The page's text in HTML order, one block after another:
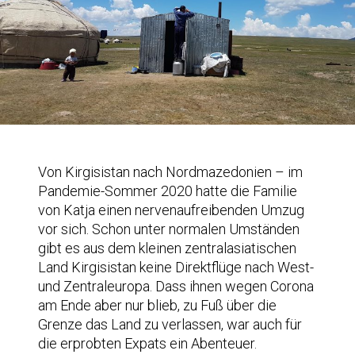
Von Kirgisistan nach Nordmazedonien – im
Pandemie-Sommer 2020 hatte die Familie
von Katja einen nervenaufreibenden Umzug
vor sich. Schon unter normalen Umständen
gibt es aus dem kleinen zentralasiatischen
Land Kirgisistan keine Direktflüge nach West-
und Zentraleuropa. Dass ihnen wegen Corona
am Ende aber nur blieb, zu Fuß über die
Grenze das Land zu verlassen, war auch für
die erprobten Expats ein Abenteuer.